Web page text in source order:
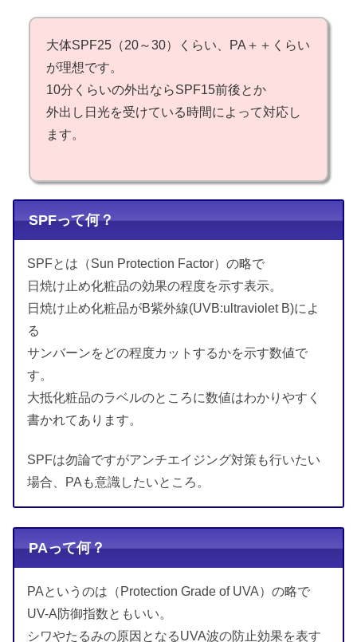
大体SPF25（20～30）くらい、PA＋＋くらい
が理想です。
10分くらいの外出ならSPF15前後とか
外出し日光を受けている時間によって対応し
ます。
SPFって何？
SPFとは（Sun Protection Factor）の略で
日焼け止め化粧品の効果の程度を示す表示。
日焼け止め化粧品がB紫外線(UVB:ultraviolet B)によ
る
サンバーンをどの程度カットするかを示す数値で
す。
大抵化粧品のラベルのところに数値はわかりやすく
書かれてあります。
SPFは勿論ですがアンチエイジング対策も行いたい
場合、PAも意識したいところ。
PAって何？
PAというのは（Protection Grade of UVA）の略で
UV-A防御指数ともいい。
シワやたるみの原因となるUVA波の防止効果を表す